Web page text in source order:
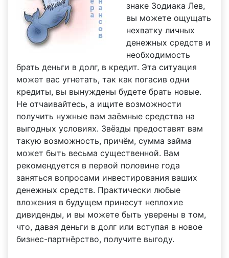
знаке Зодиака Лев,
вы можете ощущать
нехватку личных
денежных средств и
необходимость
брать деньги в долг, в кредит. Эта ситуация
может вас угнетать, так как погасив одни
кредиты, вы вынуждены будете брать новые.
Не отчаивайтесь, а ищите возможности
получить нужные вам заёмные средства на
выгодных условиях. Звёзды предоставят вам
такую возможность, причём, сумма займа
может быть весьма существенной. Вам
рекомендуется в первой половине года
заняться вопросами инвестирования ваших
денежных средств. Практически любые
вложения в будущем принесут неплохие
дивиденды, и вы можете быть уверены в том,
что, давая деньги в долг или вступая в новое
бизнес-партнёрство, получите выгоду.